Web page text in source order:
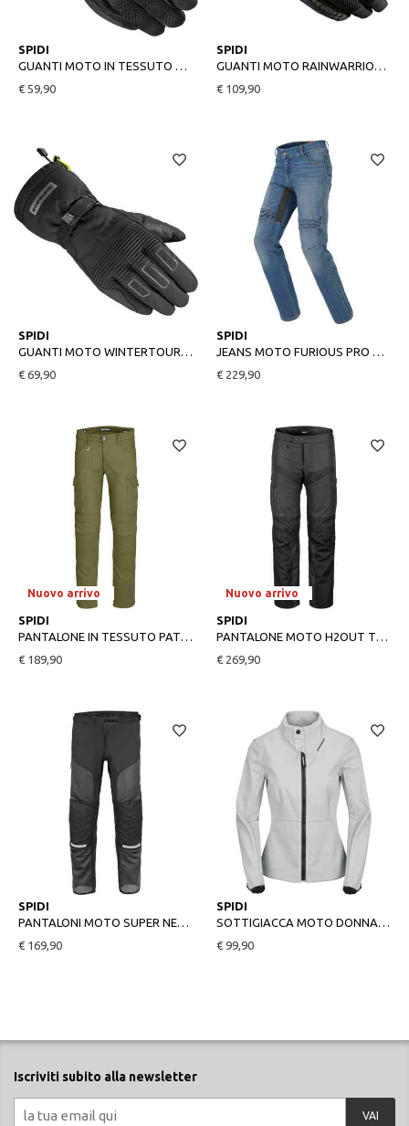
XL
SPIDI
GUANTI MOTO IN TESSUTO NEO-S NERO/ROSSO
€ 59,90
XL
SPIDI
GUANTI MOTO RAINWARRIOR NERO
€ 109,90
XL
SPIDI
€ 69,90
28
SPIDI
€ 229,90
Nuovo arrivo
32
SPIDI
PANTALONE IN TESSUTO PATHFINDER CARGO
€ 189,90
Nuovo arrivo
M
SPIDI
PANTALONE MOTO H2OUT TRAVELER 3 SPIDI
€ 269,90
XL
SPIDI
€ 169,90
M
SPIDI
€ 99,90
Iscriviti subito alla newsletter
VAI